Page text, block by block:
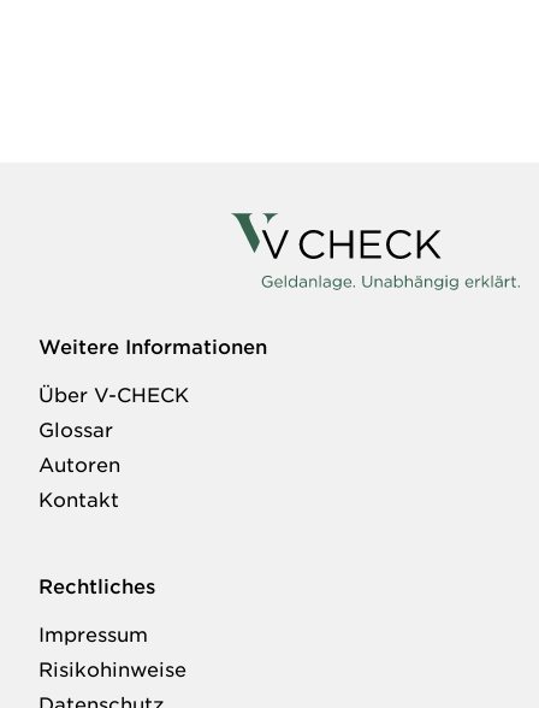
Weitere Informationen
Über V-CHECK
Glossar
Autoren
Kontakt
Rechtliches
Impressum
Risikohinweise
Datenschutz